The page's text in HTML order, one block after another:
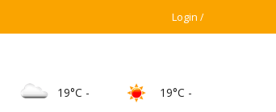
Login
19°C -
19°C -